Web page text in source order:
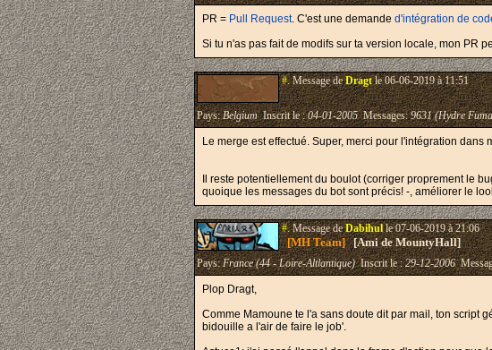
PR = Pull Request. C'est une demande d'intégration de
Si tu n'as pas fait de modifs sur ta version locale, mon PR
#.Message deDragtle 06-06-2019 à 11:51
Pays:BelgiumInscrit le :04-01-2005Messages:9631 (Hydre
Le merge est effectué. Super, merci pour l'intégration dans
Il reste potentiellement du boulot (corriger proprement le
quoique les messages du bot sont précis! -, améliorer le
#.Message deDabihulle 07-06-2019 à 21:06
[MH Team][Ami de MountyHall]
Pays:France (44 - Loire-Altlantique)Inscrit le :29-12-2006
Plop Dragt,
Comme Mamoune te l'a sans doute dit par mail, ton script
bidouille a l'air de faire le job'.